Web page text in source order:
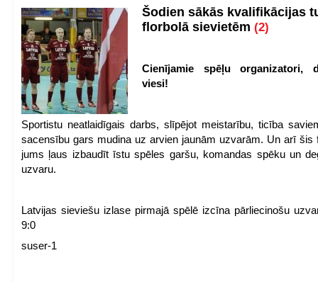
Šodien sākās kvalifikācijas
florbolā sievietēm (2)
Cienījamie spēļu organizatori,
viesi!
Sportistu neatlaidīgais darbs, slīpējot meistarību, ticība
sacensību gars mudina uz arvien jaunām uzvarām. Un arī šis
jums ļaus izbaudīt īstu spēles garšu, komandas spēku un
uzvaru.
Latvijas sieviešu izlase pirmajā spēlē izcīna pārliecinošu
9:0
suser-1